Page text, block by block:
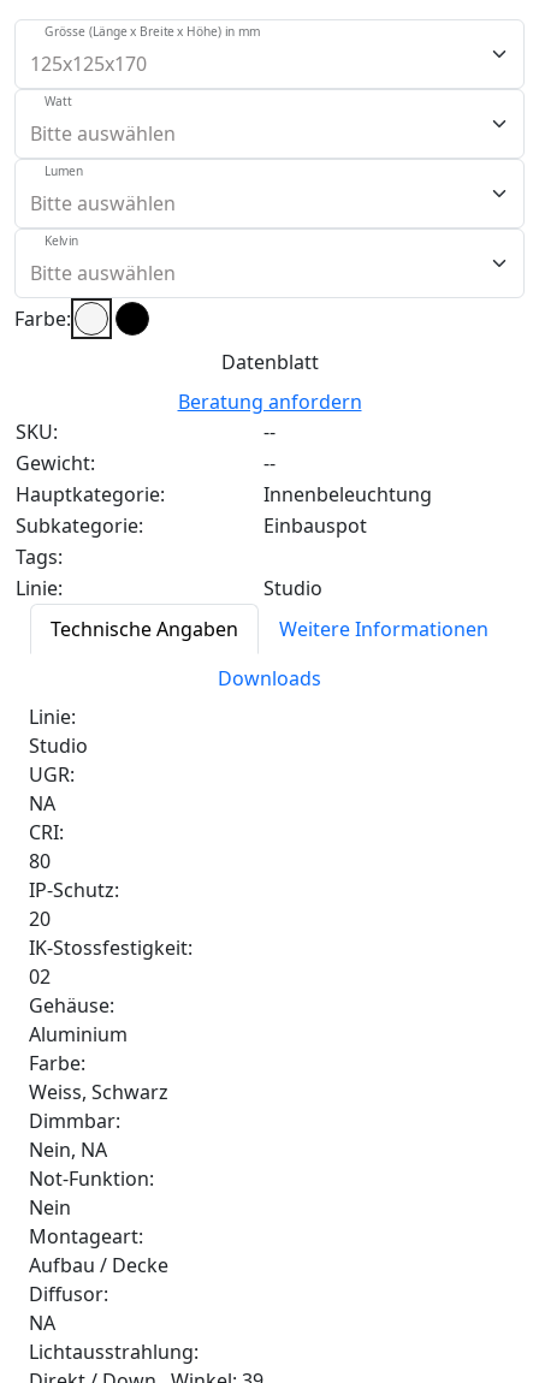
Grösse (Länge x Breite x Höhe) in mm
Watt
Lumen
Kelvin
Farbe:
Datenblatt
Beratung anfordern
SKU:
--
Gewicht:
--
Hauptkategorie:
Innenbeleuchtung
Subkategorie:
Einbauspot
Tags:
Linie:
Studio
Technische Angaben
Weitere Informationen
Downloads
Linie:
Studio
UGR:
NA
CRI:
80
IP-Schutz:
20
IK-Stossfestigkeit:
02
Gehäuse:
Aluminium
Farbe:
Weiss, Schwarz
Dimmbar:
Nein, NA
Not-Funktion:
Nein
Montageart:
Aufbau / Decke
Diffusor:
NA
Lichtausstrahlung: